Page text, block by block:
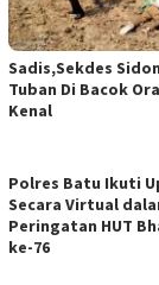
Sadis,Sekdes
Tuban Di Bacok
Kenal
Polres Batu Ikuti
Secara Virtual
Peringatan HUT
ke-76